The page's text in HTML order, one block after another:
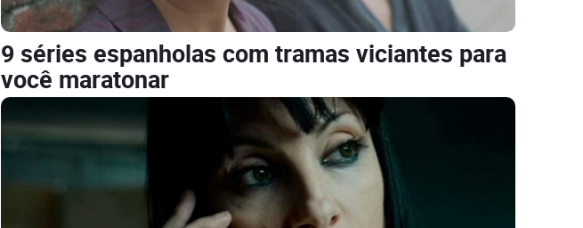
9 séries espanholas com tramas viciantes para
você maratonar